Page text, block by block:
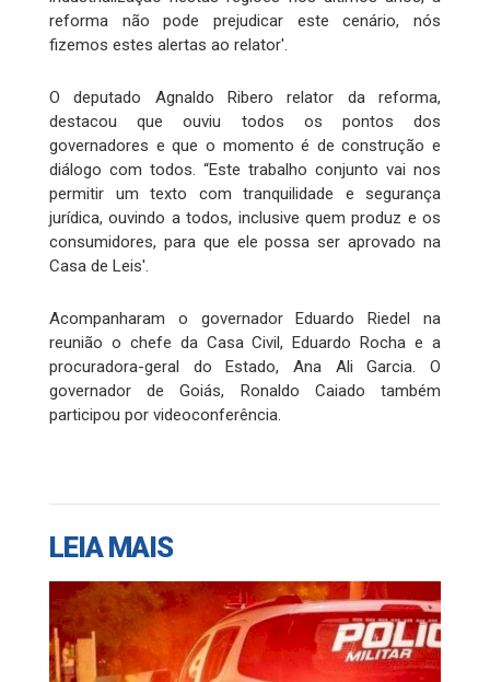
reforma não pode prejudicar este cenário, nós
fizemos estes alertas ao relator'.
O deputado Agnaldo Ribero relator da reforma,
destacou que ouviu todos os pontos dos
governadores e que o momento é de construção e
diálogo com todos. “Este trabalho conjunto vai nos
permitir um texto com tranquilidade e segurança
jurídica, ouvindo a todos, inclusive quem produz e os
consumidores, para que ele possa ser aprovado na
Casa de Leis'.
Acompanharam o governador Eduardo Riedel na
reunião o chefe da Casa Civil, Eduardo Rocha e a
procuradora-geral do Estado, Ana Ali Garcia. O
governador de Goiás, Ronaldo Caiado também
participou por videoconferência.
LEIA MAIS